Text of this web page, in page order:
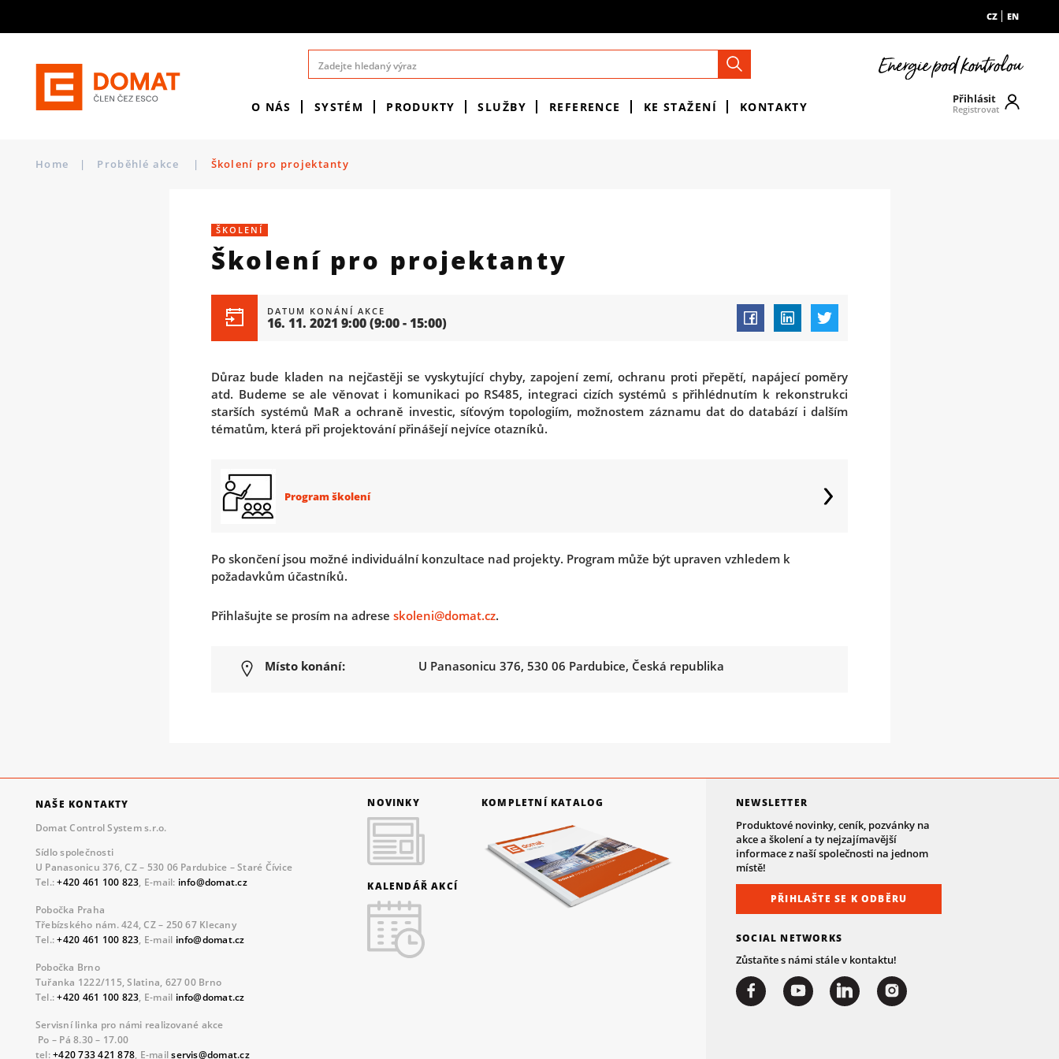
CZ EN
O NÁS SYSTÉM PRODUKTY SLUŽBY REFERENCE KE STAŽENÍ KONTAKTY
Přihlásit
Registrovat
Home | Proběhlé akce | Školení pro projektanty
ŠKOLENÍ
Školení pro projektanty
DATUM KONÁNÍ AKCE
16. 11. 2021 9:00(9:00 - 15:00)
Důraz bude kladen na nejčastěji se vyskytující chyby, zapojení zemí, ochranu proti přepětí, napájecí poměry
atd. Budeme se ale věnovat i komunikaci po RS485, integraci cizích systémů s přihlédnutím k rekonstrukci
starších systémů MaR a ochraně investic, síťovým topologiím, možnostem záznamu dat do databází i dalším
tématům, která při projektování přinášejí nejvíce otazníků.
Program školení
Po skončení jsou možné individuální konzultace nad projekty. Program může být upraven vzhledem k
požadavkům účastníků.
Přihlašujte se prosím na adreseskoleni@domat.cz.
Místo konání: U Panasonicu 376, 530 06 Pardubice, Česká republika
NEWSLETTER
Produktové novinky, ceník, pozvánky na
akce a školení a ty nejzajímavější
informace z naší společnosti na jednom
místě!
PŘIHLAŠTE SE K ODBĚRU
SOCIAL NETWORKS
Zůstaňte s námi stále v kontaktu!
NOVINKY
KALENDÁŘ AKCÍ
KOMPLETNÍ KATALOG
NAŠE KONTAKTY
Domat Control System s.r.o.
Sídlo společnosti
U Panasonicu 376, CZ – 530 06 Pardubice – Staré Čívice
Tel.:+420 461 100 823, E-mail: info@domat.cz
Pobočka Praha
Třebízského nám. 424, CZ – 250 67 Klecany
Tel.:+420 461 100 823, E-mail info@domat.cz
Pobočka Brno
Tuřanka 1222/115, Slatina, 627 00 Brno
Tel.:+420 461 100 823, E-mail info@domat.cz
Servisní linka pro námi realizované akce
Po – Pá 8.30 – 17.00
tel:+420 733 421 878, E-mailservis@domat.cz